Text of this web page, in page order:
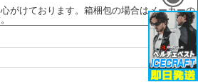
がけております。箱梱包の場合はメーカーの